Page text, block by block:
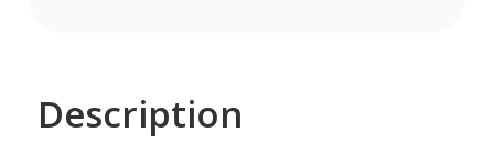
Description